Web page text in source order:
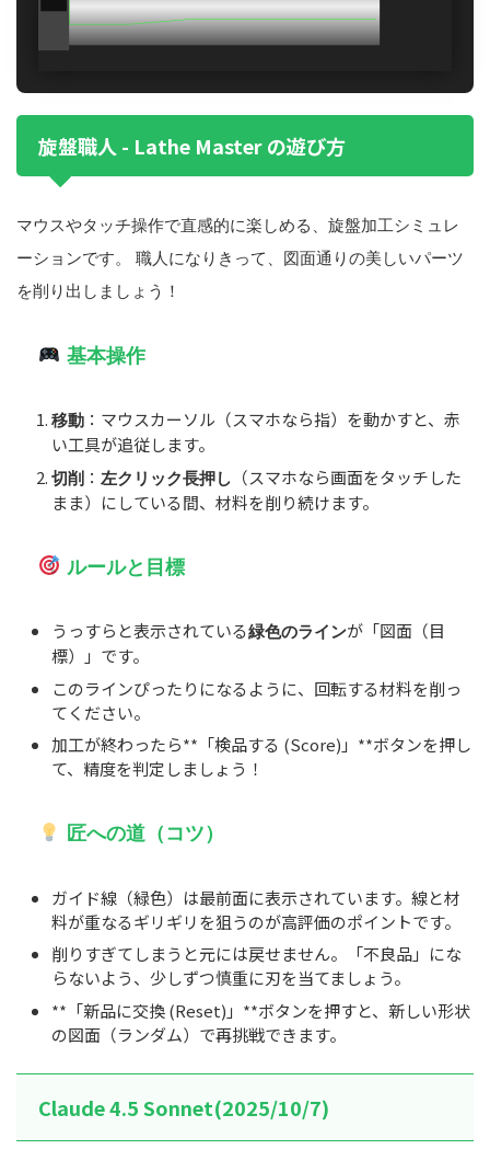
旋盤職人 - Lathe Master の遊び方
マウスやタッチ操作で直感的に楽しめる、旋盤加工シミュレ
ーションです。 職人になりきって、図面通りの美しいパーツ
を削り出しましょう！
基本操作
移動 ：マウスカーソル（スマホなら指）を動かすと、赤
い工具が追従します。
切削 ： 左クリック長押し
（スマホなら画面をタッチした
まま）にしている間、材料を削り続けます。
ルールと目標
うっすらと表示されている緑色のラインが「図面（目
標）」です。
このラインぴったりになるように、回転する材料を削っ
てください。
加工が終わったら**「検品する (Score)」**ボタンを押し
て、精度を判定しましょう！
匠への道（コツ）
ガイド線（緑色）は最前面に表示されています。線と材
料が重なるギリギリを狙うのが高評価のポイントです。
削りすぎてしまうと元には戻せません。「不良品」にな
らないよう、少しずつ慎重に刃を当てましょう。
**「新品に交換 (Reset)」**ボタンを押すと、新しい形状
の図面（ランダム）で再挑戦できます。
Claude 4.5 Sonnet(2025/10/7)